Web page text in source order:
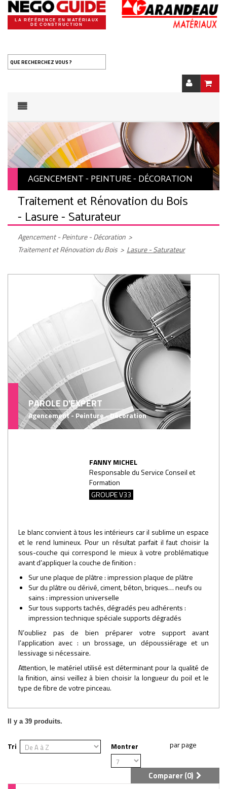
LA RÉFÉRENCE EN MATÉRIAUX
DE CONSTRUCTION
QUE RECHERCHEZ VOUS ?
AGENCEMENT - PEINTURE - DÉCORATION
Traitement et Rénovation du Bois
- Lasure - Saturateur
Agencement - Peinture - Décoration >
Traitement et Rénovation du Bois > Lasure - Saturateur
PAROLE D'EXPERT
Agencement - Peinture - Décoration
FANNY MICHEL
Responsable du Service Conseil et
Formation
GROUPE V33
Le blanc convient à tous les intérieurs car il sublime un espace
et le rend lumineux. Pour un résultat parfait il faut choisir la
sous-couche qui correspond le mieux à votre problématique
avant d’appliquer la couche de finition :
Sur une plaque de plâtre : impression plaque de plâtre
Sur du plâtre ou dérivé, ciment, béton, briques… neufs ou
sains : impression universelle
Sur tous supports tachés, dégradés peu adhérents :
impression technique spéciale supports dégradés
N’oubliez pas de bien préparer votre support avant
l’application avec : un brossage, un dépoussiérage et un
lessivage si nécessaire.
Attention, le matériel utilisé est déterminant pour la qualité de
la finition, ainsi veillez à bien choisir la longueur du poil et le
type de fibre de votre pinceau.
Il y a 39 produits.
Tri Montrer
Comparer (0)